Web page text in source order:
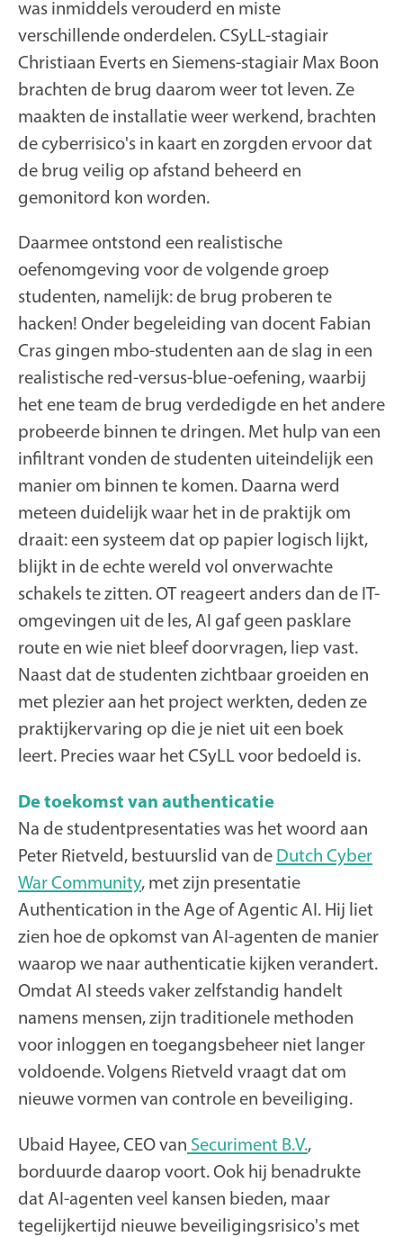
was inmiddels verouderd en miste
verschillende onderdelen. CSyLL-stagiair
Christiaan Everts en Siemens-stagiair Max Boon
brachten de brug daarom weer tot leven. Ze
maakten de installatie weer werkend, brachten
de cyberrisico's in kaart en zorgden ervoor dat
de brug veilig op afstand beheerd en
gemonitord kon worden.
Daarmee ontstond een realistische
oefenomgeving voor de volgende groep
studenten, namelijk: de brug proberen te
hacken! Onder begeleiding van docent Fabian
Cras gingen mbo-studenten aan de slag in een
realistische red-versus-blue-oefening, waarbij
het ene team de brug verdedigde en het andere
probeerde binnen te dringen. Met hulp van een
infiltrant vonden de studenten uiteindelijk een
manier om binnen te komen. Daarna werd
meteen duidelijk waar het in de praktijk om
draait: een systeem dat op papier logisch lijkt,
blijkt in de echte wereld vol onverwachte
schakels te zitten. OT reageert anders dan de IT-
omgevingen uit de les, AI gaf geen pasklare
route en wie niet bleef doorvragen, liep vast.
Naast dat de studenten zichtbaar groeiden en
met plezier aan het project werkten, deden ze
praktijkervaring op die je niet uit een boek
leert. Precies waar het CSyLL voor bedoeld is.
De toekomst van authenticatie
Na de studentpresentaties was het woord aan
Peter Rietveld, bestuurslid van de Dutch Cyber
War Community, met zijn presentatie
Authentication in the Age of Agentic AI. Hij liet
zien hoe de opkomst van AI-agenten de manier
waarop we naar authenticatie kijken verandert.
Omdat AI steeds vaker zelfstandig handelt
namens mensen, zijn traditionele methoden
voor inloggen en toegangsbeheer niet langer
voldoende. Volgens Rietveld vraagt dat om
nieuwe vormen van controle en beveiliging.
Ubaid Hayee, CEO van Securiment B.V.,
borduurde daarop voort. Ook hij benadrukte
dat AI-agenten veel kansen bieden, maar
tegelijkertijd nieuwe beveiligingsrisico's met